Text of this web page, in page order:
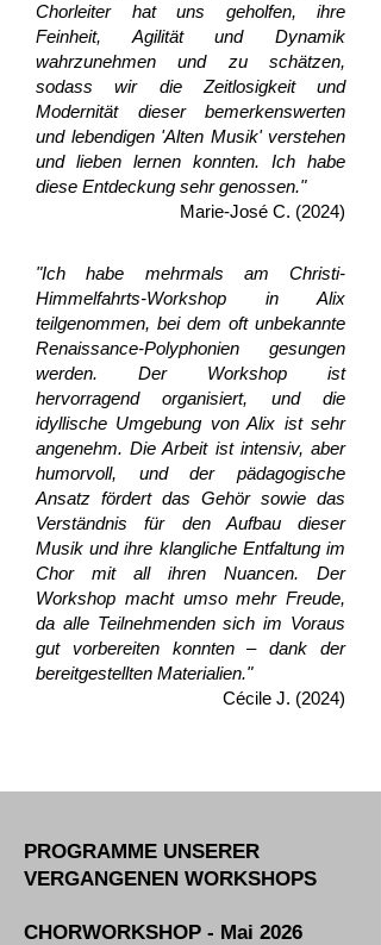
Chorleiter hat uns geholfen, ihre
Feinheit, Agilität und Dynamik
wahrzunehmen und zu schätzen,
sodass wir die Zeitlosigkeit und
Modernität dieser bemerkenswerten
und lebendigen 'Alten Musik' verstehen
und lieben lernen konnten. Ich habe
diese Entdeckung sehr genossen."
Marie-José C. (2024)
"Ich habe mehrmals am Christi-
Himmelfahrts-Workshop in Alix
teilgenommen, bei dem oft unbekannte
Renaissance-Polyphonien gesungen
werden. Der Workshop ist
hervorragend organisiert, und die
idyllische Umgebung von Alix ist sehr
angenehm. Die Arbeit ist intensiv, aber
humorvoll, und der pädagogische
Ansatz fördert das Gehör sowie das
Verständnis für den Aufbau dieser
Musik und ihre klangliche Entfaltung im
Chor mit all ihren Nuancen. Der
Workshop macht umso mehr Freude,
da alle Teilnehmenden sich im Voraus
gut vorbereiten konnten – dank der
bereitgestellten Materialien."
Cécile J. (2024)
PROGRAMME UNSERER
VERGANGENEN WORKSHOPS
CHORWORKSHOP - Mai 2026